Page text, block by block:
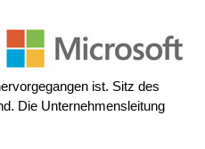
ist. Sitz des
Die Unternehmensleitung